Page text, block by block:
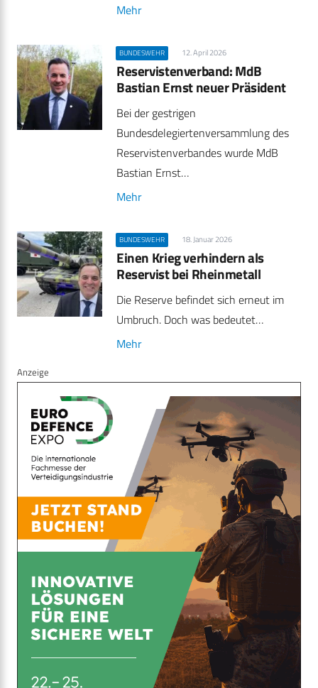
Mehr
BUNDESWEHR 12. April 2026
Reservistenverband: MdB
Bastian Ernst neuer Präsident
Bei der gestrigen
Bundesdelegiertenversammlung des
Reservistenverbandes wurde MdB
Bastian Ernst…
Mehr
BUNDESWEHR 18. Januar 2026
Einen Krieg verhindern als
Reservist bei Rheinmetall
Die Reserve befindet sich erneut im
Umbruch. Doch was bedeutet…
Mehr
Anzeige